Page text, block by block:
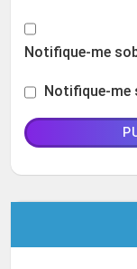
Notifique-me
Notifique-me